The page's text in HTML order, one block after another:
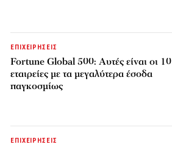
ΕΠΙΧΕΙΡΗΣΕΙΣ
Fortune Global 500: Αυτές είναι οι 10
εταιρείες με τα μεγαλύτερα έσοδα
παγκοσμίως
ΕΠΙΧΕΙΡΗΣΕΙΣ